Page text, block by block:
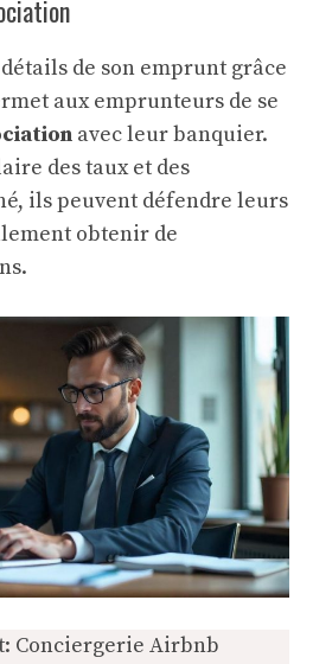
de son emprunt grâce
aux emprunteurs de se
avec leur banquier.
des taux et des
ils peuvent défendre leurs
obtenir de
Conciergerie Airbnb